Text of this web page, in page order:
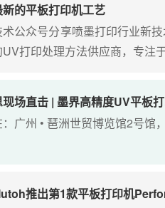
的平板打印机工艺
术公众号分享喷墨打印行业新
打印处理方法供应商，专注
场直击 | 墨界高精度UV平板打
广州 • 琶洲世贸博览馆2号馆
推出第1款平板打印机